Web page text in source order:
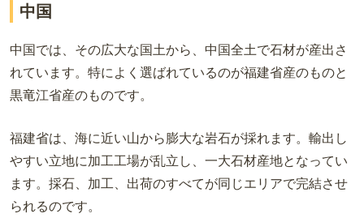
中国
中国では、その広大な国土から、中国全土で石材が産出さ
れています。特によく選ばれているのが福建省産のものと
黒竜江省産のものです。
福建省は、海に近い山から膨大な岩石が採れます。輸出し
やすい立地に加工工場が乱立し、一大石材産地となってい
ます。採石、加工、出荷のすべてが同じエリアで完結させ
られるのです。